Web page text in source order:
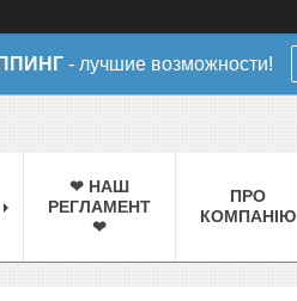
- лучшие возможности!
❤ НАШ
РЕГЛАМЕНТ
❤
ПРО
КОМПАНІЮ